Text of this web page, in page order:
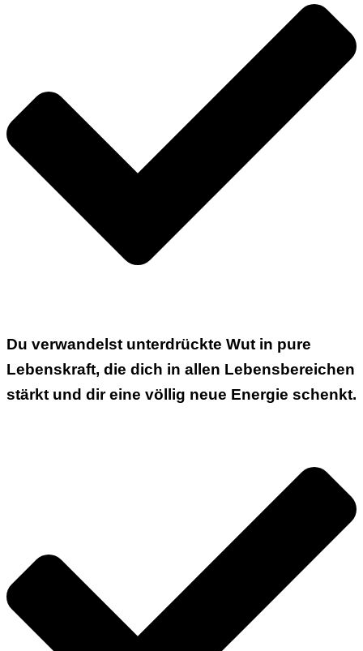
Du verwandelst unterdrückte Wut in pure
Lebenskraft, die dich in allen Lebensbereichen
stärkt und dir eine völlig neue Energie schenkt.